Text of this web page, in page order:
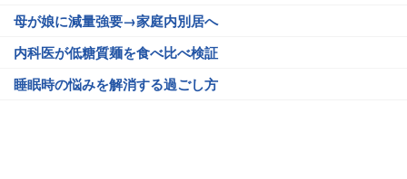
母が娘に減量強要→家庭内別居へ
内科医が低糖質麺を食べ比べ検証
睡眠時の悩みを解消する過ごし方